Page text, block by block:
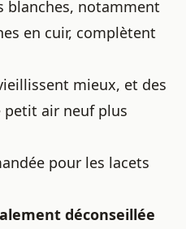
blanches, notamment
en cuir, complètent
mieux, et des
petit air neuf plus
pour les lacets
déconseillée